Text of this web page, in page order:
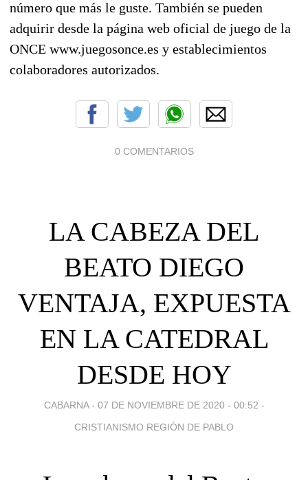
número que más le guste. También se pueden
adquirir desde la página web oficial de juego de la
ONCE www.juegosonce.es y establecimientos
colaboradores autorizados.
0 COMENTARIOS
LA CABEZA DEL
BEATO DIEGO
VENTAJA, EXPUESTA
EN LA CATEDRAL
DESDE HOY
CABARNA - 07 DE NOVIEMBRE DE 2020 - 00:52 -
CRISTIANISMO REGIÓN DE PABLO